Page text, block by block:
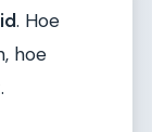
. Hoe
hoe